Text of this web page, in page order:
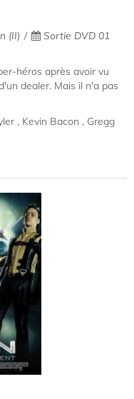
(II)
Sortie DVD 01
héros après avoir vu
dealer. Mais il n'a pas
, Kevin Bacon , Gregg